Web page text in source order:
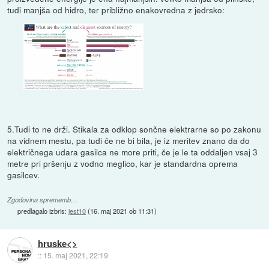
tudi manjša od hidro, ter približno enakovredna z jedrsko:
5.Tudi to ne drži. Stikala za odklop sončne elektrarne so po zakonu
na vidnem mestu, pa tudi če ne bi bila, je iz meritev znano da do
električnega udara gasilca ne more priti, če je le ta oddaljen vsaj 3
metre pri pršenju z vodno meglico, kar je standardna oprema
gasilcev.
Zgodovina sprememb…
predlagalo izbris:jest10(16. maj 2021 ob 11:31)
hruske<>
:: 15. maj 2021, 22:19